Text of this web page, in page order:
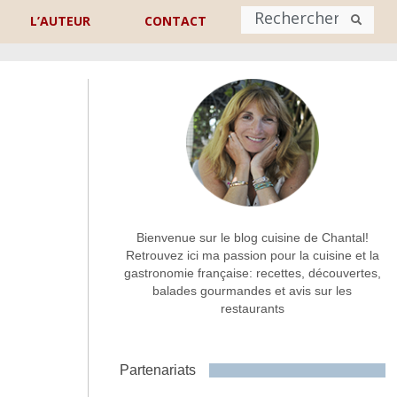
L’AUTEUR CONTACT
Nom
Commentaire ou message *
Bienvenue sur le blog cuisine de Chantal!
Retrouvez ici ma passion pour la cuisine et la
gastronomie française: recettes, découvertes,
balades gourmandes et avis sur les
restaurants
Partenariats